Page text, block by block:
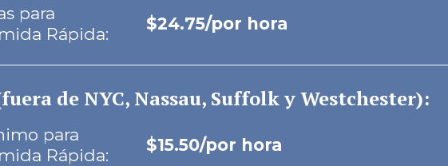
para
Rápida:
$24.75/por hora
de NYC, Nassau, Suffolk y Westchester):
para
Rápida:
$15.50/por hora